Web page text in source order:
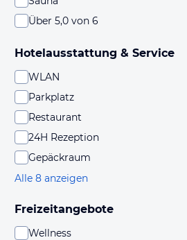
Über 5,0 von 6
Hotelausstattung & Service
WLAN
Parkplatz
Restaurant
24H Rezeption
Gepäckraum
Alle 8 anzeigen
Freizeitangebote
Wellness